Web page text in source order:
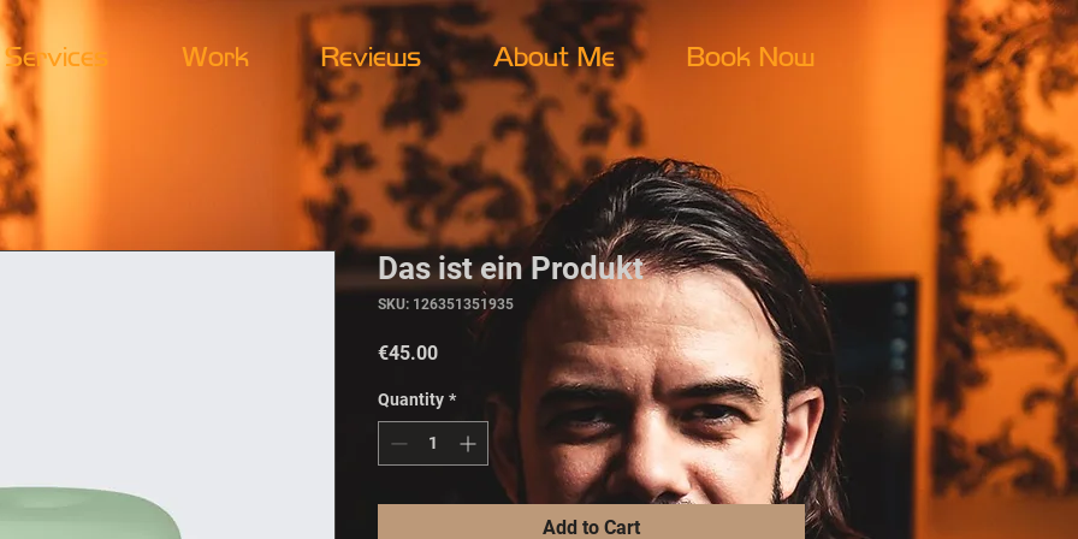
Services Work Reviews About Me Book Now
Das ist ein Produkt
SKU: 126351351935
€45.00Price
Quantity *
Add to Cart